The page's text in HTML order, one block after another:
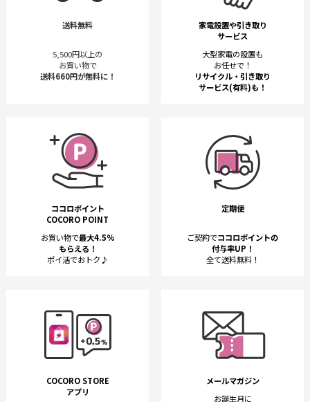
送料無料
5,500円以上の
お買い物で
送料660円が無料に！
家電設置や引き取り
サービス
大型家電の設置も
お任せで！
リサイクル・引き取り
サービス(有料)も！
ココロポイント
COCORO POINT
お買い物で最大4.5%
もらえる！
ポイ活でおトク♪
定期便
ご契約でココロポイントの
付与率UP！
全て送料無料！
COCORO STORE
アプリ
メールマガジン
お誕生月に